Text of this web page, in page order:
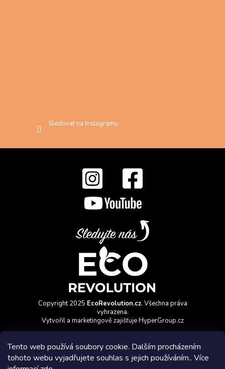
Tento web používá soubory cookie. Dalším procházením
tohoto webu vyjadřujete souhlas s jejich používáním.. Více
Sledovat na Instagramu
Copyright 2025 EcoRevolution.cz. Všechna práva
vyhrazena.
Vytvořil a marketingově zajišťujeHyperGroup.cz